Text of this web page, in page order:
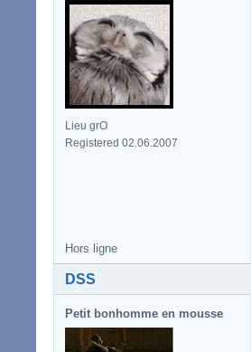
Lieu grO
Registered 02.06.2007
Hors ligne
DSS
Petit bonhomme en mousse